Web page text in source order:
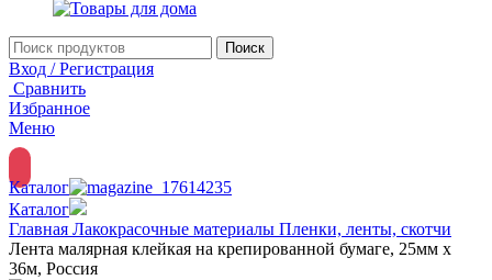
Поиск
Вход / Регистрация
Сравнить
Избранное
Меню
Каталог
Каталог
Главная Лакокрасочные материалы Пленки, ленты, скотчи
Лента малярная клейкая на крепированной бумаге, 25мм х
36м, Россия